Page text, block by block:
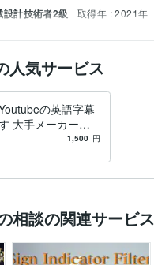
設計技術者2級 取得年 : 2021年
人気サービス
の英語字幕
大手メーカーの
械・IT専門用語に
1,500 円
相談の関連サービス